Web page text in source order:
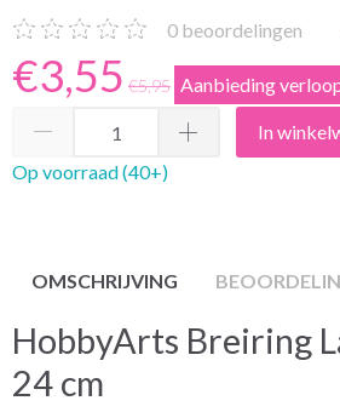
0 beoordelingen
€3,55 €5,95 Aanbieding
In
Op voorraad (40+)
OMSCHRIJVING
HobbyArts Breiring
24 cm